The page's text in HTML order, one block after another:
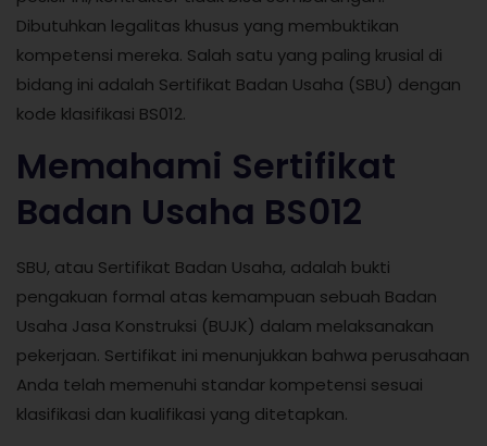
Dibutuhkan legalitas khusus yang membuktikan
kompetensi mereka. Salah satu yang paling krusial di
bidang ini adalah Sertifikat Badan Usaha (SBU) dengan
kode klasifikasi BS012.
Memahami Sertifikat
Badan Usaha BS012
SBU, atau Sertifikat Badan Usaha, adalah bukti
pengakuan formal atas kemampuan sebuah Badan
Usaha Jasa Konstruksi (BUJK) dalam melaksanakan
pekerjaan. Sertifikat ini menunjukkan bahwa perusahaan
Anda telah memenuhi standar kompetensi sesuai
klasifikasi dan kualifikasi yang ditetapkan.